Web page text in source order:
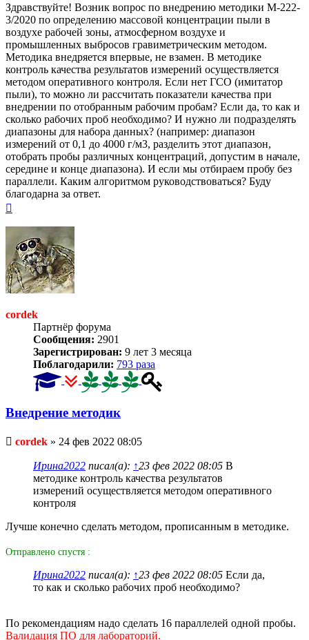
Здравствуйте! Возник вопрос по внедрению методики М-222-
3/2020 по определению массовой концентрации пыли в
воздухе рабочей зоны, атмосферном воздухе и
промышленных выбросов гравиметрическим методом.
Методика внедряется впервые, не взамен. В методике
контроль качества результатов измерений осуществляется
методом оперативного контроля. Если нет ГСО (имитатор
пыли), то можно ли рассчитать показатели качества при
внедрении по отобранным рабочим пробам? Если да, то как и
сколько рабочих проб необходимо? И нужно ли подразделять
диапазоны для набора данных? (например: диапазон
измерений от 0,1 до 4000 г/м3, разделить этот диапазон,
отобрать пробы различных концентраций, допустим в начале,
середине и конце диапазона). И если мы отбираем пробу без
параллели. Каким алгоритмом руководствоваться? Буду
благодарна за ответ.
началу
cordek
Партнёр форума
Сообщения: 2901
Зарегистрирован: 9 лет 3 месяца
Поблагодарили: 793 раза
Внедрение методик
Непрочитанное
cordek » 24 фев 2022 08:05
Ирина2022 писал(а): ↑23 фев 2022 08:05 В
методике контроль качества результатов
измерений осуществляется методом оперативного
контроля
Лучше конечно сделать методом, прописанным в методике.
Отправлено спустя :
Ирина2022 писал(а): ↑23 фев 2022 08:05 Если да,
то как и сколько рабочих проб необходимо?
По рекомендациям надо сделать 16 параллелей одной пробы.
Валидация ПО для лабораторий.